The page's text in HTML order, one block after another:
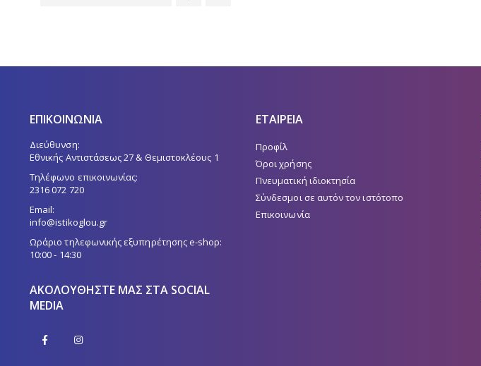
ΕΠΙΚΟΙΝΩΝΙΑ
Διεύθυνση:
Εθνικής Αντιστάσεως 27 & Θεμιστοκλέους 1
Τηλέφωνο επικοινωνίας:
2316 072 720
Email:
info@istikoglou.gr
Ωράριο τηλεφωνικής εξυπηρέτησης e-shop:
10:00 - 14:30
ΑΚΟΛΟΥΘΉΣΤΕ ΜΑΣ ΣΤΑ SOCIAL
MEDIA
ΕΤΑΙΡΕΙΑ
Προφίλ
Όροι χρήσης
Πνευματική ιδιοκτησία
Σύνδεσμοι σε αυτόν τον ιστότοπο
Επικοινωνία